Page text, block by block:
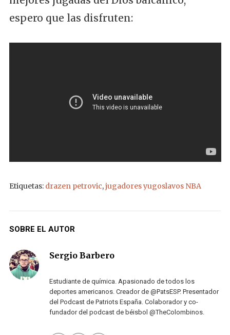
espero que las disfruten:
Etiquetas: drazen petrovic,jugadores yugoslavos NBA
SOBRE EL AUTOR
Sergio Barbero
Estudiante de química. Apasionado de todos los
deportes americanos. Creador de @PatsESP. Presentador
del Podcast de Patriots España. Colaborador y co-
fundador del podcast de béisbol @TheColombinos.